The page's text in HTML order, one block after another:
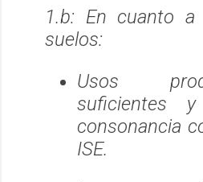
1.b: En cuanto
suelos:
Usos
suficientes
consonancia
ISE.